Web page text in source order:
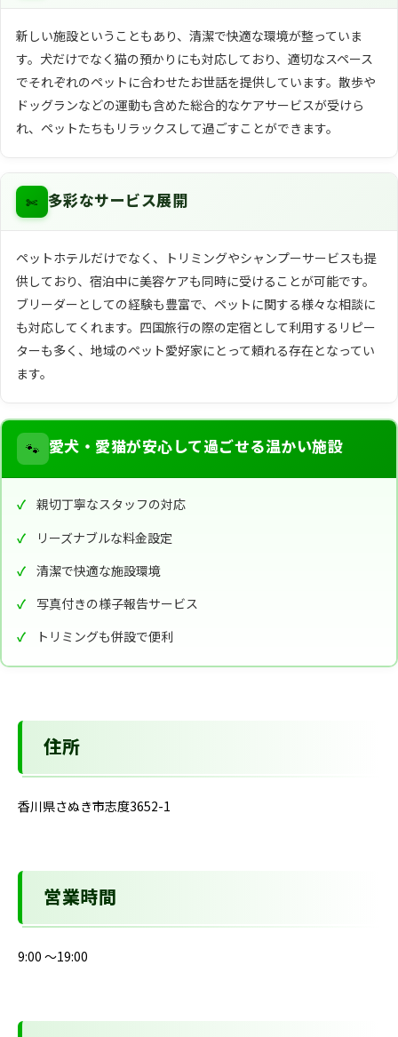
新しい施設ということもあり、清潔で快適な環境が整っていま
す。犬だけでなく猫の預かりにも対応しており、適切なスペース
でそれぞれのペットに合わせたお世話を提供しています。散歩や
ドッグランなどの運動も含めた総合的なケアサービスが受けら
れ、ペットたちもリラックスして過ごすことができます。
✄ 多彩なサービス展開
ペットホテルだけでなく、トリミングやシャンプーサービスも提
供しており、宿泊中に美容ケアも同時に受けることが可能です。
ブリーダーとしての経験も豊富で、ペットに関する様々な相談に
も対応してくれます。四国旅行の際の定宿として利用するリピー
ターも多く、地域のペット愛好家にとって頼れる存在となってい
ます。
🐾 愛犬・愛猫が安心して過ごせる温かい施設
親切丁寧なスタッフの対応
リーズナブルな料金設定
清潔で快適な施設環境
写真付きの様子報告サービス
トリミングも併設で便利
住所
香川県さぬき市志度3652-1
営業時間
9:00 ～19:00